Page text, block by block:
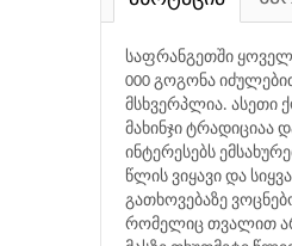
საფრანგეთში
000 გოგონა
მსხვერპლია. ასეთი
მახინჯი ტრადიციაა
ინტერესებს
წლის ვიყავი და
გათხოვებაზე
რომელიც თვალით არ